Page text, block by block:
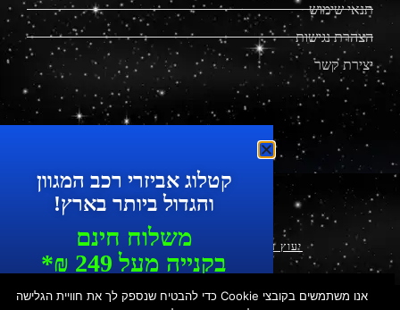
תנאי שימוש
הצהרת נגישות
יצירת קשר
מוצרים מתקדמים לרכב
יעוץ עסקי ושיווק דיגיטלי|עיצוב ופיתוח
אנו משתמשים בקובצי Cookie כדי להבטיח שנספק לך את חוויית הגלישה
קטלוג אביזרי רכב המגוון
והגדול ביותר בארץ!
משלוח חינם
בקנייה מעל 249 ₪*